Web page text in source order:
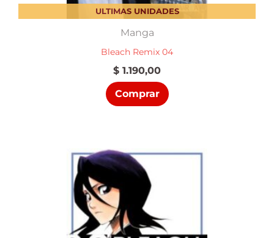
ULTIMAS UNIDADES
Manga
Bleach Remix 04
$ 1.190,00
Comprar